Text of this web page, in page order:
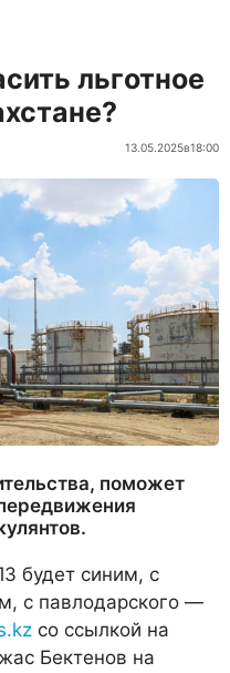
льготное
13.05.2025в18:00
поможет
будет синим, с
с павлодарского —
со ссылкой на
Бектенов на